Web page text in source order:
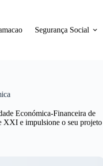
Segurança Social
Económica-Financeira de
XXI e impulsione o seu projeto